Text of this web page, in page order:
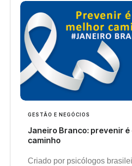
GESTÃO E NEGÓCIOS
Janeiro Branco: prevenir é
caminho
Criado por psicólogos